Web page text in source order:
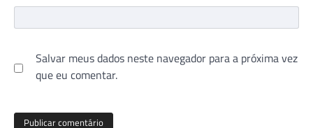
Salvar meus dados neste navegador para a próxima vez
que eu comentar.